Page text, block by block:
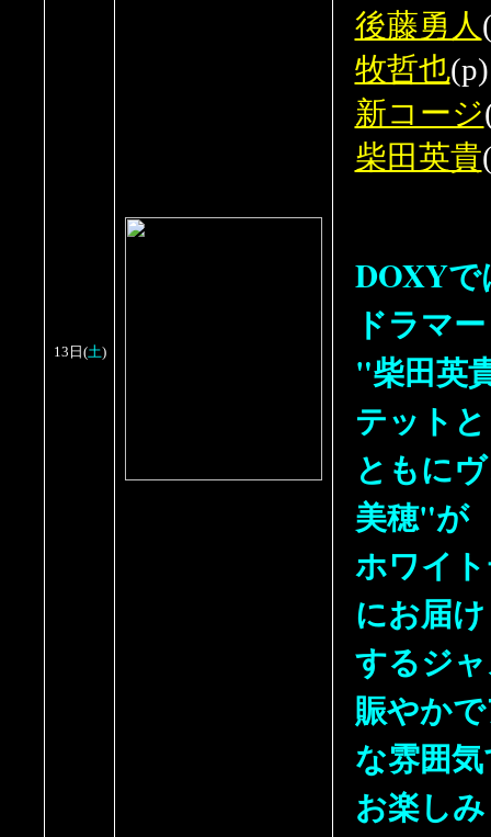
13日(土)
後藤勇人
牧哲也(p)
新コージ
柴田英貴
DOXY
ドラマー
"柴田英
テットと
ともに
美穂"が
ホワイ
にお届け
するジ
賑やか
な雰囲
お楽し